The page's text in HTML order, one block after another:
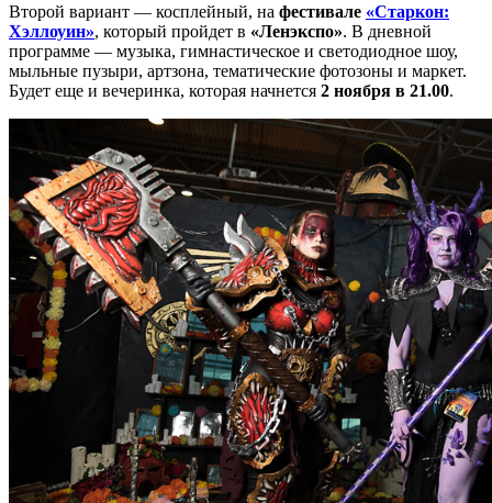
Второй вариант — косплейный, на фестивале «Старкон:
Хэллоуин», который пройдет в «Ленэкспо». В дневной
программе — музыка, гимнастическое и светодиодное шоу,
мыльные пузыри, артзона, тематические фотозоны и маркет.
Будет еще и вечеринка, которая начнется 2 ноября в 21.00.